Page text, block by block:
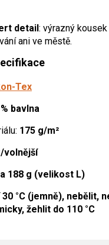
detail : výrazný
ani ve městě.
Tex
bavlna
175 g/m²
volnější
188 g (velikost L)
30 °C (jemně), nebělit,
žehlit do 110 °C